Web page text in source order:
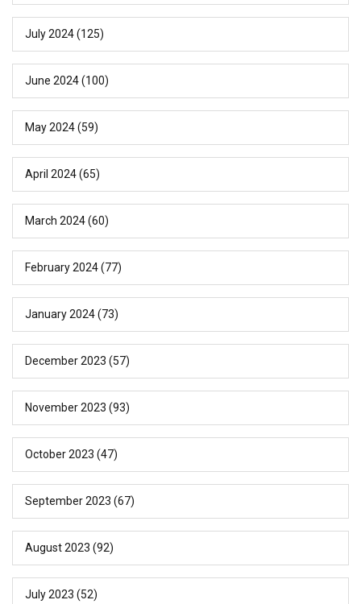
July 2024(125)
June 2024(100)
May 2024(59)
April 2024(65)
March 2024(60)
February 2024(77)
January 2024(73)
December 2023 (57)
November 2023 (93)
October 2023 (47)
September 2023 (67)
August 2023 (92)
July 2023 (52)